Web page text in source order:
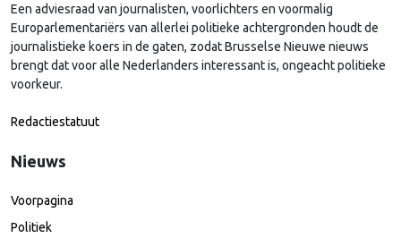
Een adviesraad van journalisten, voorlichters en voormalig
Europarlementariërs van allerlei politieke achtergronden houdt de
journalistieke koers in de gaten, zodat Brusselse Nieuwe nieuws
brengt dat voor alle Nederlanders interessant is, ongeacht politieke
voorkeur.
Redactiestatuut
Nieuws
Voorpagina
Politiek